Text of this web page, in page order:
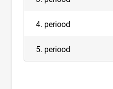
4. periood
5. periood